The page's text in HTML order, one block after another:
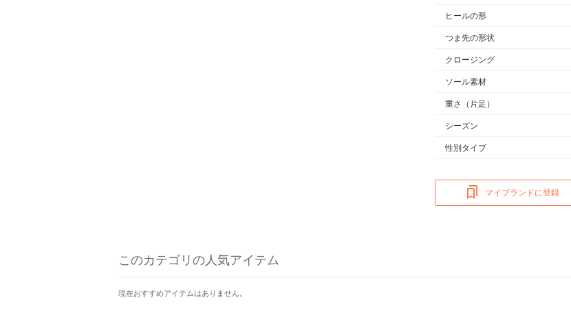
ヒールの形
つま先の形状
クロージング
ソール素材
重さ （片足）
シーズン
性別タイプ
マイブランドに登録
このカテゴリの人気アイテム
現在おすすめアイテムはありません。